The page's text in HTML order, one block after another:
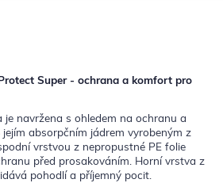
Super - ochrana a komfort pro
navržena s ohledem na ochranu a
absorpčním jádrem vyrobeným z
vrstvou z nepropustné PE folie
před prosakováním. Horní vrstva z
pohodlí a příjemný pocit.